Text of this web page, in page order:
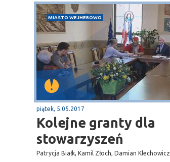
MIASTO WEJHEROWO
piątek, 5.05.2017
Kolejne granty dla
stowarzyszeń
Patrycja Białk, Kamil Złoch, Damian Klechowicz
Sopot
plaża